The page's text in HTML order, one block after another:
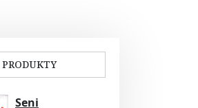
PRODUKTY
Seni